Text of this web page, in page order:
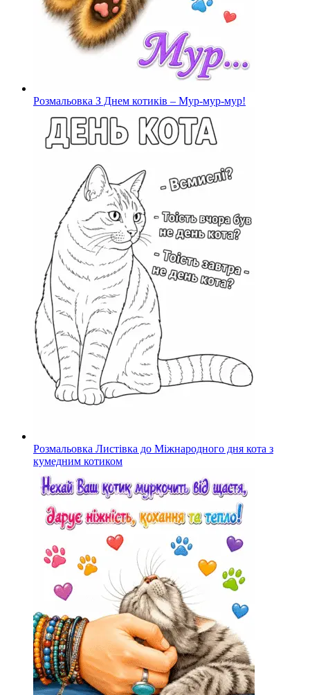
Розмальовка З Днем котиків – Мур-мур-мур!
Розмальовка Листівка до Міжнародного дня кота з
кумедним котиком